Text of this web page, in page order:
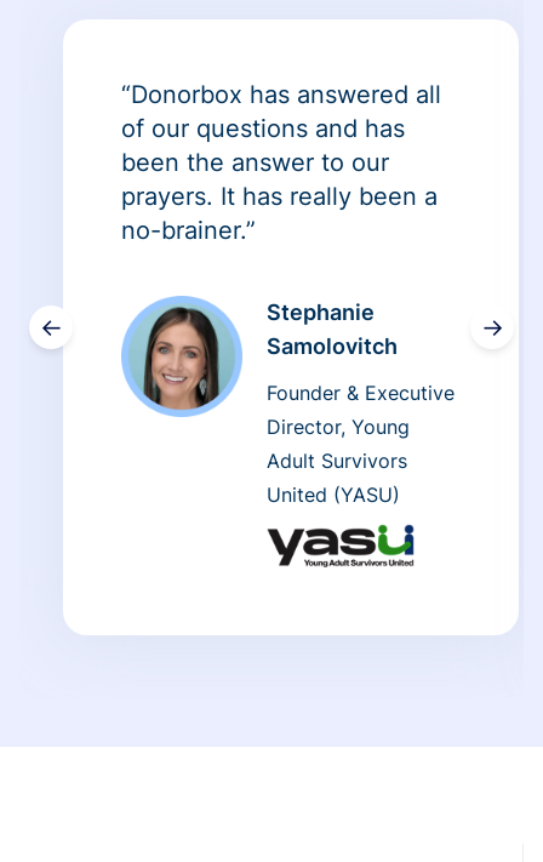
←
“Donorbox has answered all
of our questions and has
been the answer to our
prayers. It has really been a
no-brainer.”
Stephanie
Samolovitch
Founder & Executive
Director, Young
Adult Survivors
United (YASU)
→